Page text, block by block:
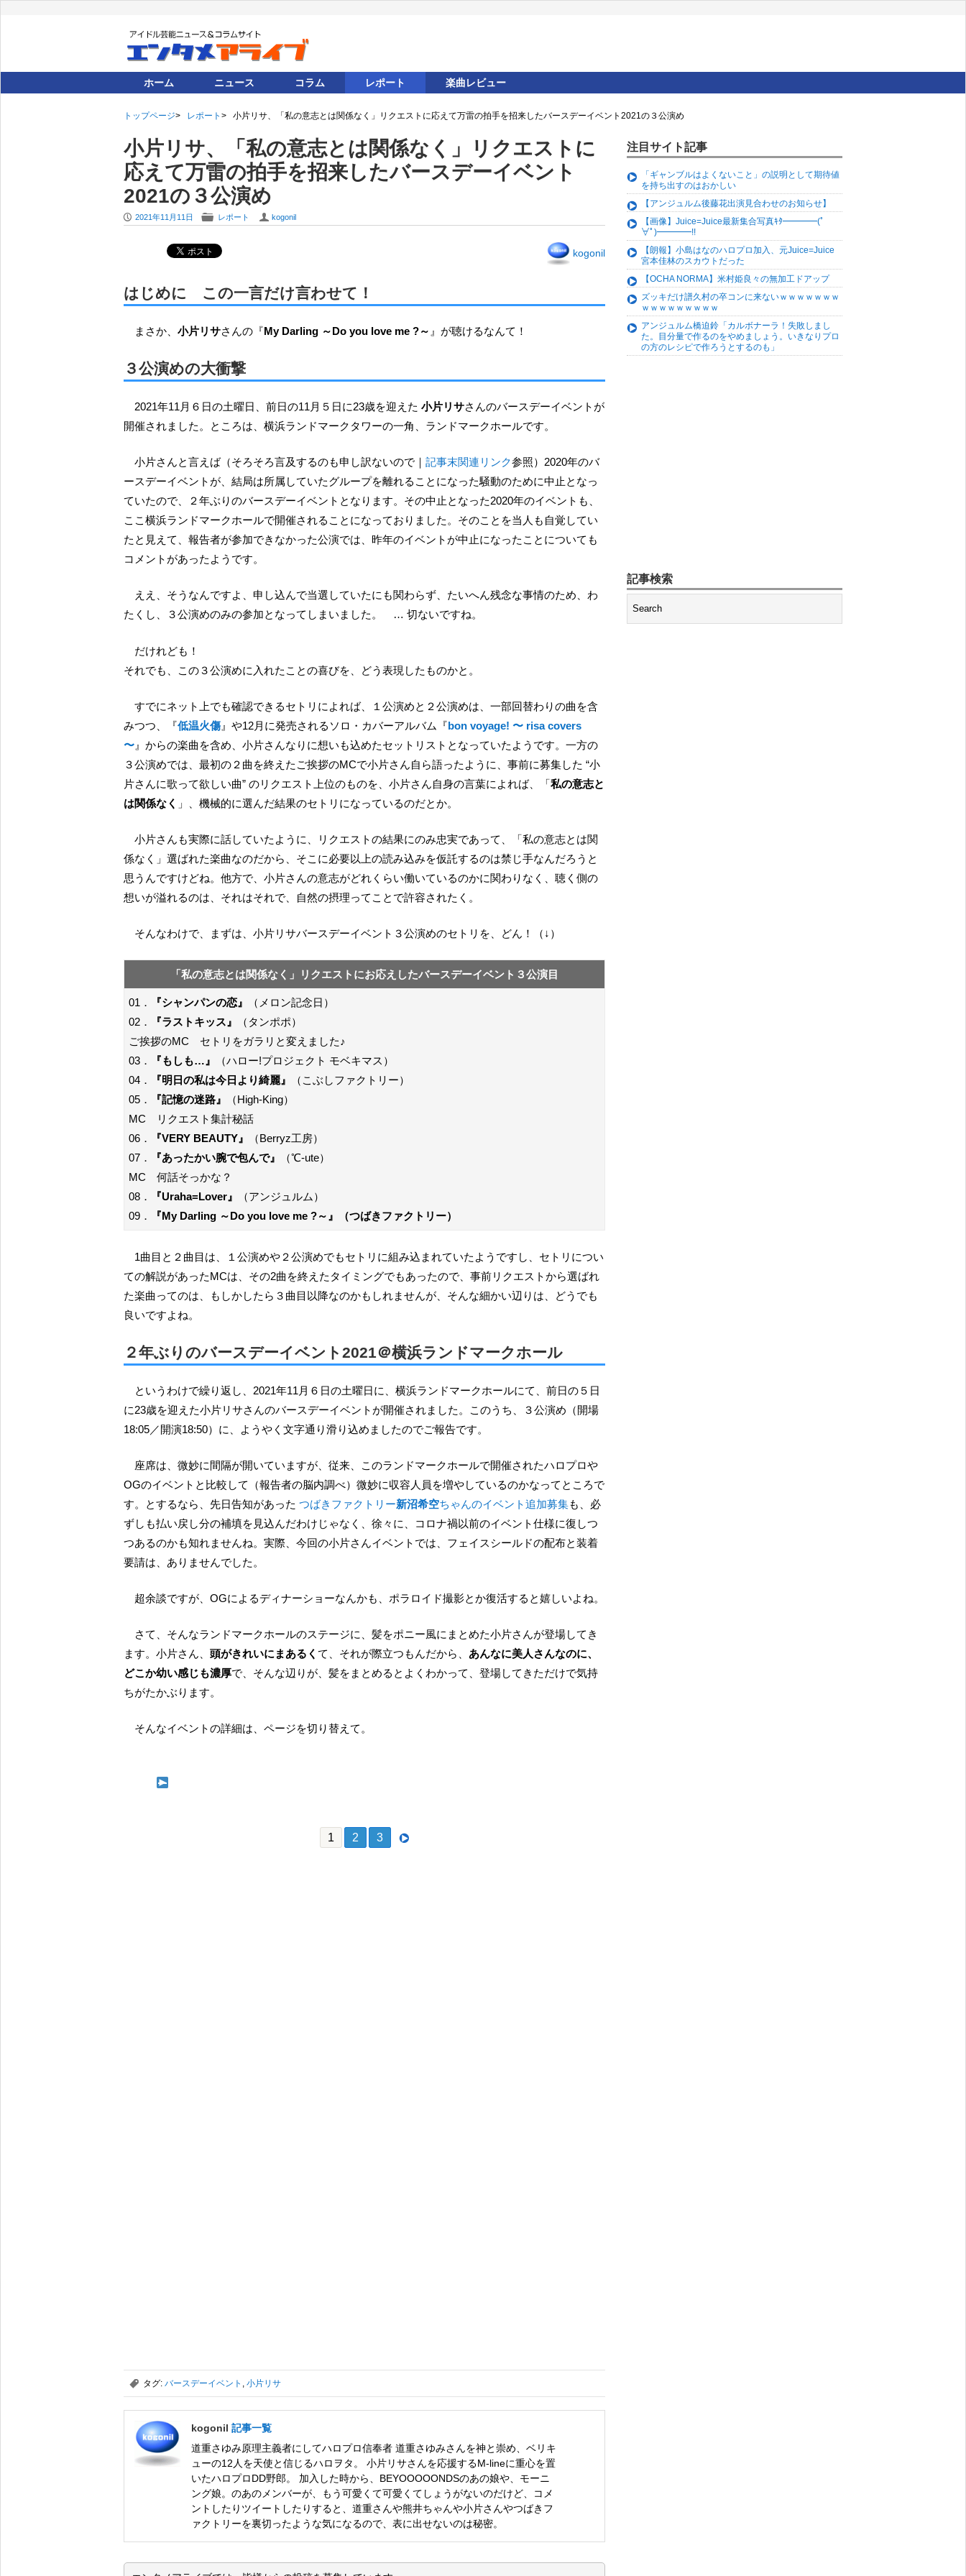
ホーム ニュース コラム レポート 楽曲レビュー
トップページ レポート 小片リサ、「私の意志とは関係なく」リクエストに応えて万雷の拍手を招来したバースデーイベント2021の３公演め
小片リサ、「私の意志とは関係なく」リクエストに
応えて万雷の拍手を招来したバースデーイベント
2021の３公演め
P 2021年11月11日 F レポート U kogonil
kogonil
はじめに この一言だけ言わせて！
まさか、小片リサさんの『My Darling ～Do you love me ?～ 』が聴けるなんて！
３公演めの大衝撃
2021年11月６日の土曜日、前日の11月５日に23歳を迎えた小片リサさんのバースデーイベントが
開催されました。ところは、横浜ランドマークタワーの一角、ランドマークホールです。
小片さんと言えば（そろそろ言及するのも申し訳ないので｜記事末関連リンク参照）2020年のバ
ースデーイベントが、結局は所属していたグループを離れることになった騒動のために中止となっ
ていたので、２年ぶりのバースデーイベントとなります。その中止となった2020年のイベントも、
ここ横浜ランドマークホールで開催されることになっておりました。そのことを当人も自覚してい
たと見えて、報告者が参加できなかった公演では、昨年のイベントが中止になったことについても
コメントがあったようです。
ええ、そうなんですよ、申し込んで当選していたにも関わらず、たいへん残念な事情のため、わ
たくし、３公演めのみの参加となってしまいました。 … 切ないですね。
だけれども！
それでも、この３公演めに入れたことの喜びを、どう表現したものかと。
すでにネット上でも確認できるセトリによれば、１公演めと２公演めは、一部回替わりの曲を含
みつつ、『低温火傷 』や12月に発売されるソロ・カバーアルバム『bon voyage! 〜 risa covers
〜 』からの楽曲を含め、小片さんなりに想いも込めたセットリストとなっていたようです。一方の
３公演めでは、最初の２曲を終えたご挨拶のMCで小片さん自ら語ったように、事前に募集した “小
片さんに歌って欲しい曲” のリクエスト上位のものを、小片さん自身の言葉によれば、「私の意志と
は関係なく 」、機械的に選んだ結果のセトリになっているのだとか。
小片さんも実際に話していたように、リクエストの結果にのみ忠実であって、「私の意志とは関
係なく」選ばれた楽曲なのだから、そこに必要以上の読み込みを仮託するのは禁じ手なんだろうと
思うんですけどね。他方で、小片さんの意志がどれくらい働いているのかに関わりなく、聴く側の
想いが溢れるのは、それはそれで、自然の摂理ってことで許容されたく。
そんなわけで、まずは、小片リサバースデーイベント３公演めのセトリを、どん！（↓）
「私の意志とは関係なく」リクエストにお応えしたバースデーイベント３公演目
01． 『シャンパンの恋』
（メロン記念日）
02．
『ラストキッス』
（タンポポ）
ご挨拶のMC セトリをガラリと変えました♪
03．
『もしも…』
（ハロー!プロジェクト モベキマス）
04．
『明日の私は今日より綺麗』
（こぶしファクトリー）
05．
『記憶の迷路』
（High-King）
MC リクエスト集計秘話
06．
『VERY BEAUTY』
（Berryz工房）
07．
『あったかい腕で包んで』
（℃-ute）
MC 何話そっかな？
08．
『Uraha=Lover』
（アンジュルム）
09．
『My Darling ～Do you love me ?～』（つばきファクトリー）
1曲目と２曲目は、１公演めや２公演めでもセトリに組み込まれていたようですし、セトリについ
ての解説があったMCは、その2曲を終えたタイミングでもあったので、事前リクエストから選ばれ
た楽曲ってのは、もしかしたら３曲目以降なのかもしれませんが、そんな細かい辺りは、どうでも
良いですよね。
２年ぶりのバースデーイベント2021＠横浜ランドマークホール
というわけで繰り返し、2021年11月６日の土曜日に、横浜ランドマークホールにて、前日の５日
に23歳を迎えた小片リサさんのバースデーイベントが開催されました。このうち、３公演め（開場
18:05／開演18:50）に、ようやく文字通り滑り込めましたのでご報告です。
座席は、微妙に間隔が開いていますが、従来、このランドマークホールで開催されたハロプロや
OGのイベントと比較して（報告者の脳内調べ）微妙に収容人員を増やしているのかなってところで
す。とするなら、先日告知があった つばきファクトリー新沼希空ちゃんのイベント追加募集も、必
ずしも払い戻し分の補填を見込んだわけじゃなく、徐々に、コロナ禍以前のイベント仕様に復しつ
つあるのかも知れませんね。実際、今回の小片さんイベントでは、フェイスシールドの配布と装着
要請は、ありませんでした。
超余談ですが、OGによるディナーショーなんかも、ポラロイド撮影とか復活すると嬉しいよね。
さて、そんなランドマークホールのステージに、髪をポニー風にまとめた小片さんが登場してき
ます。小片さん、 頭がきれいにまあるく て、それが際立つもんだから、 あんなに美人さんなのに、
どこか幼い感じも濃厚で、そんな辺りが、髪をまとめるとよくわかって、登場してきただけで気持
ちがたかぶります。
そんなイベントの詳細は、ページを切り替えて。
1 2 3
, タグ: バースデーイベント 小片リサ
kogonil 記事一覧
道重さゆみ原理主義者にしてハロプロ信奉者 道重さゆみさんを神と崇め、ベリキ
ューの12人を天使と信じるハロヲタ。 小片リサさんを応援するM-lineに重心を置
いたハロプロDD野郎。 加入した時から、BEYOOOOONDSのあの娘や、モーニ
ング娘。のあのメンバーが、もう可愛くて可愛くてしょうがないのだけど、コメ
ントしたりツイートしたりすると、道重さんや熊井ちゃんや小片さんやつばきフ
ァクトリーを裏切ったような気になるので、表に出せないのは秘密。
注目サイト記事
「ギャンブルはよくないこと」の説明として期待値
を持ち出すのはおかしい
【アンジュルム後藤花出演見合わせのお知らせ】
【画像】Juice=Juice最新集合写真ｷﾀ━━━━(ﾟ
∀ﾟ)━━━━!!
【朗報】小島はなのハロプロ加入、元Juice=Juice
宮本佳林のスカウトだった
【OCHA NORMA】米村姫良々の無加工ドアップ
ズッキだけ譜久村の卒コンに来ないｗｗｗｗｗｗｗ
ｗｗｗｗｗｗｗｗｗ
アンジュルム橋迫鈴「カルボナーラ！失敗しまし
た。目分量で作るのをやめましょう。いきなりプロ
の方のレシピで作ろうとするのも」
記事検索